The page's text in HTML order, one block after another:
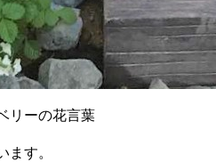
リーの花言葉
ます。